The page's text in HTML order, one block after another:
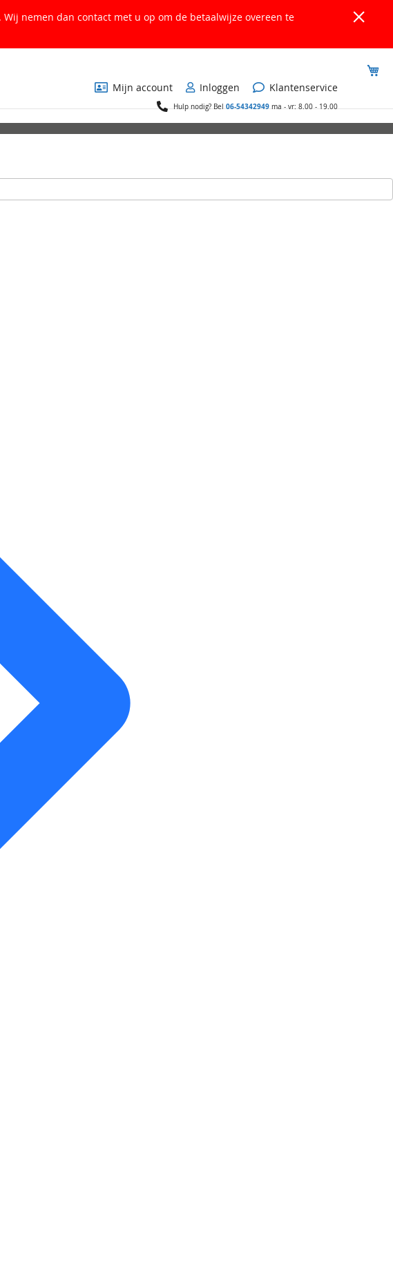
nemen dan contact met u op om de betaalwijze overeen te
Mijn account
Inloggen Klantenservice
Hulp nodig? Bel06-54342949ma - vr: 8.00 - 19.00